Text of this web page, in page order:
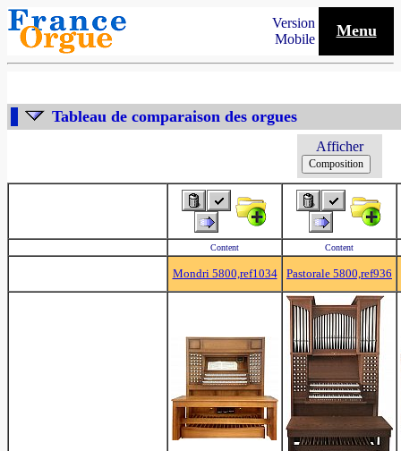
Version
Mobile
Menu
Tableau de comparaison des orgues
Afficher
Content Content
Mondri 5800,ref1034 Pastorale 5800,ref936